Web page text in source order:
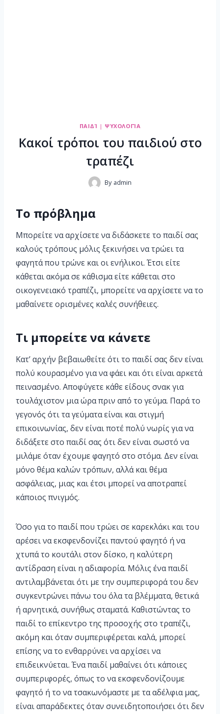
ΠΑΙΔΊ | ΨΥΧΟΛΟΓΊΑ
Κακοί τρόποι του παιδιού στο
τραπέζι
By admin
Το πρόβλημα
Μπορείτε να αρχίσετε να διδάσκετε το παιδί σας
καλούς τρόπους μόλις ξεκινήσει να τρώει τα
φαγητά που τρώνε και οι ενήλικοι. Έτσι είτε
κάθεται ακόμα σε κάθισμα είτε κάθεται στο
οικογενειακό τραπέζι, μπορείτε να αρχίσετε να το
μαθαίνετε ορισμένες καλές συνήθειες.
Τι μπορείτε να κάνετε
Κατ’ αρχήν βεβαιωθείτε ότι το παιδί σας δεν είναι
πολύ κουρασμένο για να φάει και ότι είναι αρκετά
πεινασμένο. Αποφύγετε κάθε είδους σνακ για
τουλάχιστον μια ώρα πριν από το γεύμα. Παρά το
γεγονός ότι τα γεύματα είναι και στιγμή
επικοινωνίας, δεν είναι ποτέ πολύ νωρίς για να
διδάξετε στο παιδί σας ότι δεν είναι σωστό να
μιλάμε όταν έχουμε φαγητό στο στόμα. Δεν είναι
μόνο θέμα καλών τρόπων, αλλά και θέμα
ασφάλειας, μιας και έτσι μπορεί να αποτραπεί
κάποιος πνιγμός.
Όσο για το παιδί που τρώει σε καρεκλάκι και του
αρέσει να εκσφενδονίζει παντού φαγητό ή να
χτυπά το κουτάλι στον δίσκο, η καλύτερη
αντίδραση είναι η αδιαφορία. Μόλις ένα παιδί
αντιλαμβάνεται ότι με την συμπεριφορά του δεν
συγκεντρώνει πάνω του όλα τα βλέμματα, θετικά
ή αρνητικά, συνήθως σταματά. Καθιστώντας το
παιδί το επίκεντρο της προσοχής στο τραπέζι,
ακόμη και όταν συμπεριφέρεται καλά, μπορεί
επίσης να το ενθαρρύνει να αρχίσει να
επιδεικνύεται. Ένα παιδί μαθαίνει ότι κάποιες
συμπεριφορές, όπως το να εκσφενδονίζουμε
φαγητό ή το να τσακωνόμαστε με τα αδέλφια μας,
είναι απαράδεκτες όταν συνειδητοποιήσει ότι δεν